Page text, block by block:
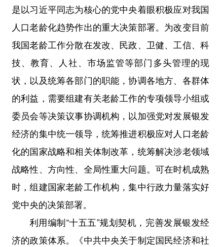
是以习近平同志为核心的党中央着眼积极应对我国
人口老龄化趋势作出的重大决策部署。为改变目前
我国老龄工作分散在发改、民政、卫健、工信、科
技、教育、人社、市场监管等部门多头管理的现
状，以及统筹各部门的职能，协调各地方、各群体
的利益，需要组建有关老龄工作的专项领导小组或
委员会等决策议事协调机构，以加强党对发展银发
经济的集中统一领导，统筹推进积极应对人口老龄
化的国家战略和相关体制改革，统筹解决涉老领域
战略性、方向性、全局性重大问题。可在时机成熟
时，组建国家老龄工作机构，集中行政力量落实好
党中央的决策部署。
利用编制“十五五”规划契机，完善发展银发经
济的政策体系。《中共中央关于制定国民经济和社